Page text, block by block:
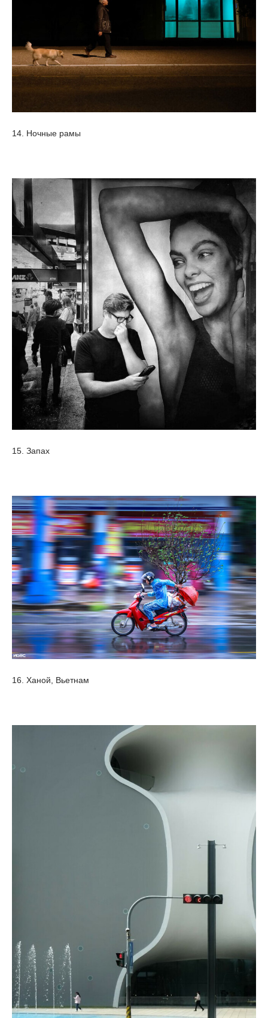
14. Ночные рамы
15. Запах
16. Ханой, Вьетнам